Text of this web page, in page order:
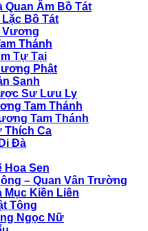
Quan Âm Bồ Tát
Bồ Tát
Vương
Thánh
Tự Tại
Phật
Sanh
Sư Lưu Ly
Tam Thánh
Tam Thánh
Thích Ca
Đà
Sen
– Quan Vân Trường
Mục Kiền Liên
Tông
Ngọc Nữ